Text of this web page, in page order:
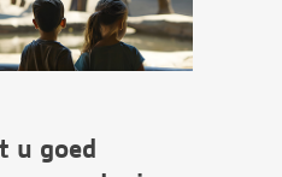
u goed